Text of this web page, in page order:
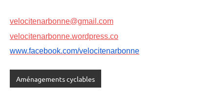
velocitenarbonne@gmail.com
velocitenarbonne.wordpress.co
www.facebook.com/velocitenarbonne
Aménagements cyclables